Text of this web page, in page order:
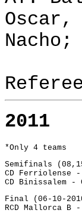
Nacho;
2011
*Only 4 teams
Semifinals
Final (06-10-